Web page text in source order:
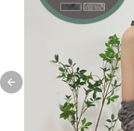
Previous slide